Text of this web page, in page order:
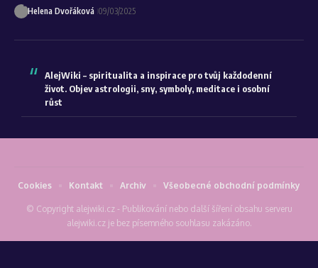
Helena Dvořáková 09/03/2025
AlejWiki – spiritualita a inspirace pro tvůj každodenní
život. Objev astrologii, sny, symboly, meditace i osobní
růst
© Copyright alejwiki.cz - Publikování nebo další šíření obsahu serveru
alejwiki.cz je bez písemného souhlasu zakázáno.
Cookies Kontakt Archiv Všeobecné obchodní podmínky